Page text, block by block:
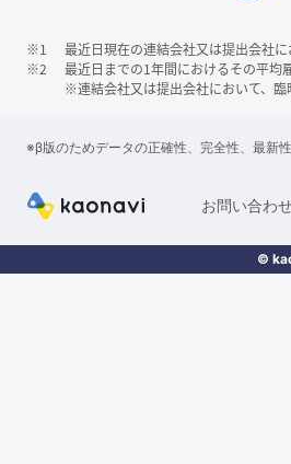
※1
最近日現在の連結会社又は提出会社
※2
最近日までの1年間におけるその平均
※連結会社又は提出会社において、
※β版のためデータの正確性、完全性、最新
お問い合わ
©